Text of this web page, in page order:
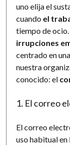
uno elija el
cuando el
tiempo de
irrupciones
centrado en
nuestra
conocido: el
1. El correo
El correo
uso habitual en